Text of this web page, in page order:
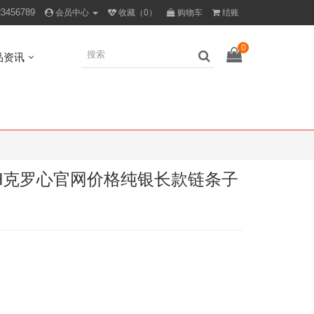
会员中心 收藏（0） 购物车 结账
资讯
0
罗心官网价格纯银长款链条子